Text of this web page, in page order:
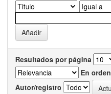
Resultados por página
En orden
Autor/registro